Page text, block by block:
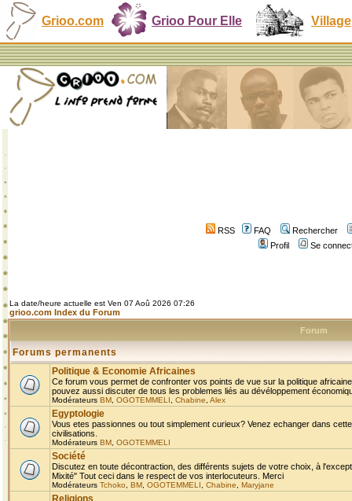
Grioo.com Grioo Pour Elle Village
RSS FAQ
Rechercher
Profil
Se
La date/heure actuelle est Ven 07 Aoû 2026 07:26
grioo.com Index du Forum
Forum
Forums permanents
Politique & Economie Africaines
Ce forum vous permet de confronter vos points de vue sur la politique
pouvez aussi discuter de tous les problemes liés au dévéloppement
Modérateurs BM OGOTEMMELI Chabine Alex
Egyptologie
Vous etes passionnes ou tout simplement curieux? Venez echanger dans
civilisations.
Modérateurs BM OGOTEMMELI
Société
Discutez en toute décontraction, des différents sujets de votre choix, à
Mixité" Tout ceci dans le respect de vos interlocuteurs. Merci
Modérateurs Tchoko BM OGOTEMMELI Chabine Maryjane
Religions